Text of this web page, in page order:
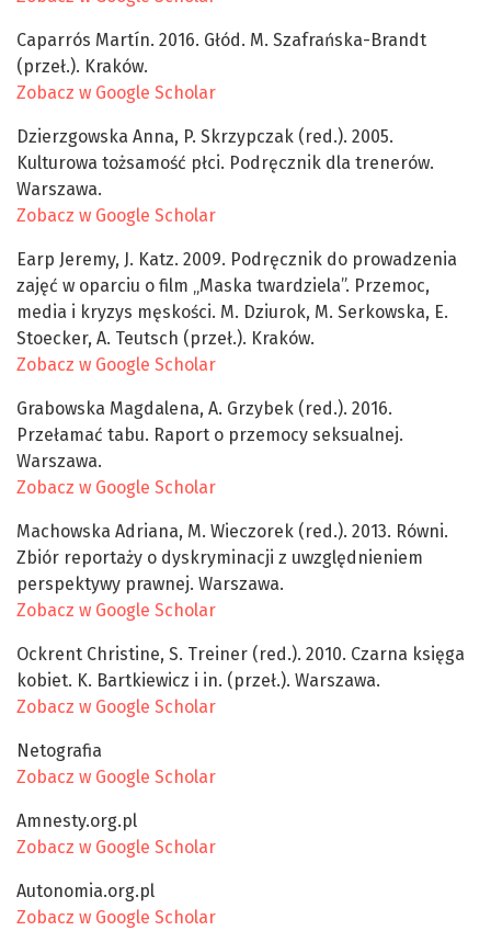
Caparrós Martín. 2016. Głód. M. Szafrańska-Brandt
(przeł.). Kraków.
Zobacz w Google Scholar
Dzierzgowska Anna, P. Skrzypczak (red.). 2005.
Kulturowa tożsamość płci. Podręcznik dla trenerów.
Warszawa.
Zobacz w Google Scholar
Earp Jeremy, J. Katz. 2009. Podręcznik do prowadzenia
zajęć w oparciu o film „Maska twardziela”. Przemoc,
media i kryzys męskości. M. Dziurok, M. Serkowska, E.
Stoecker, A. Teutsch (przeł.). Kraków.
Zobacz w Google Scholar
Grabowska Magdalena, A. Grzybek (red.). 2016.
Przełamać tabu. Raport o przemocy seksualnej.
Warszawa.
Zobacz w Google Scholar
Machowska Adriana, M. Wieczorek (red.). 2013. Równi.
Zbiór reportaży o dyskryminacji z uwzględnieniem
perspektywy prawnej. Warszawa.
Zobacz w Google Scholar
Ockrent Christine, S. Treiner (red.). 2010. Czarna księga
kobiet. K. Bartkiewicz i in. (przeł.). Warszawa.
Zobacz w Google Scholar
Netografia
Zobacz w Google Scholar
Amnesty.org.pl
Zobacz w Google Scholar
Autonomia.org.pl
Zobacz w Google Scholar